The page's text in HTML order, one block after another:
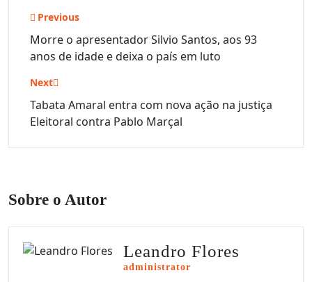
Navegação
de
Post
Previous
Morre o apresentador Silvio Santos, aos 93
anos de idade e deixa o país em luto
Next
Tabata Amaral entra com nova ação na justiça
Eleitoral contra Pablo Marçal
Sobre o Autor
Leandro Flores
administrator